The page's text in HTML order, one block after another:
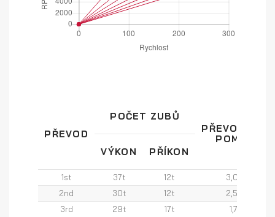
PŘEVOD
POČET ZUBŮ
PŘEVODOVÝ
POMĚR
VÝKON
PŘÍKON
1st 37t 12t
3,08
2nd
30t 12t
2,50
3rd
29t 17t
1,71